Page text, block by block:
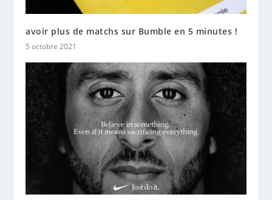
avoir plus de matchs sur Bumble en 5 minutes !
5 octobre 2021